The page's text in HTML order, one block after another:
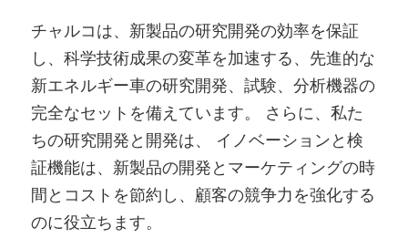
チャルコは、新製品の研究開発の効率を保証
し、科学技術成果の変革を加速する、先進的な
新エネルギー車の研究開発、試験、分析機器の
完全なセットを備えています。 さらに、私た
ちの研究開発と開発は、 イノベーションと検
証機能は、新製品の開発とマーケティングの時
間とコストを節約し、顧客の競争力を強化する
のに役立ちます。